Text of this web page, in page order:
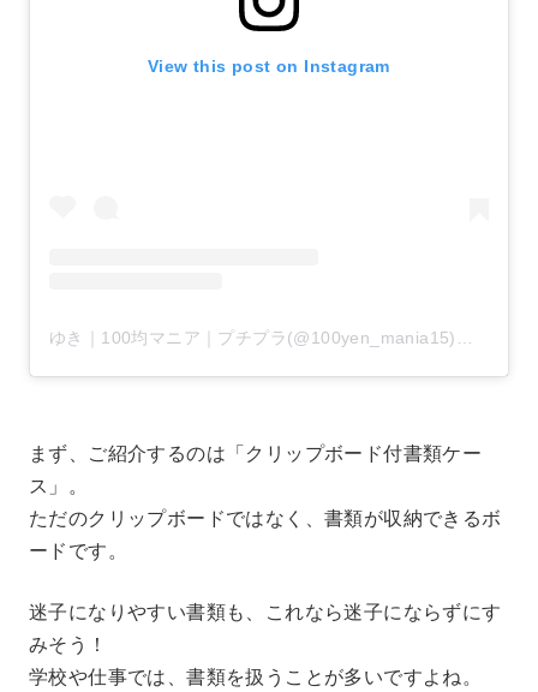
View this post on Instagram
ゆき｜100均マニア｜プチプラ(@100yen_mania15)がシェアした投稿
まず、ご紹介するのは「クリップボード付書類ケー
ス」。
ただのクリップボードではなく、書類が収納できるボ
ードです。
迷子になりやすい書類も、これなら迷子にならずにす
みそう！
学校や仕事では、書類を扱うことが多いですよね。